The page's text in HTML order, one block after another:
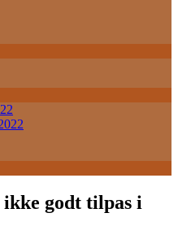
godt tilpas i